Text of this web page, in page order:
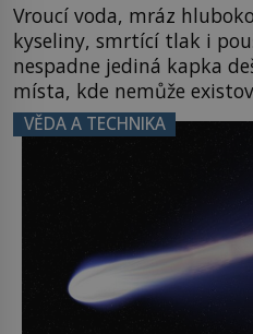
Vroucí voda, mráz
kyseliny, smrtící tlak i
nespadne jediná kapka
místa, kde nemůže
právě tady vědci objevují
posouvají hranice života.
naše představy o tom, co
napovídá, kde bychom
VĚDA A TECHNIKA